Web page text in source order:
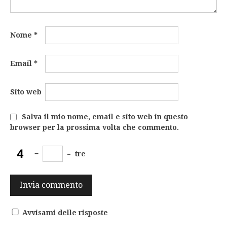
Nome *
Email *
Sito web
Salva il mio nome, email e sito web in questo
browser per la prossima volta che commento.
− = tre
Avvisami delle risposte